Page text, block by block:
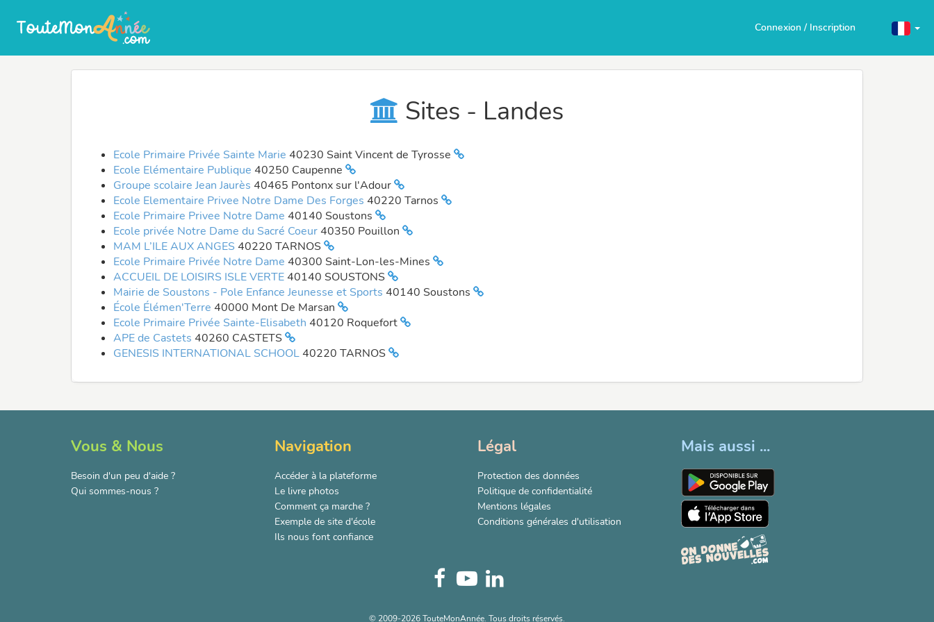
Connexion / Inscription
Sites - Landes
Ecole Primaire Privée Sainte Marie 40230 Saint Vincent de Tyrosse
Ecole Elémentaire Publique 40250 Caupenne
Groupe scolaire Jean Jaurès 40465 Pontonx sur l'Adour
Ecole Elementaire Privee Notre Dame Des Forges 40220 Tarnos
Ecole Primaire Privee Notre Dame 40140 Soustons
Ecole privée Notre Dame du Sacré Coeur40350 Pouillon
MAM L’ILE AUX ANGES 40220 TARNOS
Ecole Primaire Privée Notre Dame 40300 Saint-Lon-les-Mines
ACCUEIL DE LOISIRS ISLE VERTE40140 SOUSTONS
Mairie de Soustons - Pole Enfance Jeunesse et Sports 40140 Soustons
École Élémen'Terre 40000 Mont De Marsan
Ecole Primaire Privée Sainte-Elisabeth 40120 Roquefort
APE de Castets 40260 CASTETS
GENESIS INTERNATIONAL SCHOOL40220 TARNOS
Vous & Nous
Besoin d'un peu d'aide ?
Qui sommes-nous ?
Navigation
Accéder à la plateforme
Le livre photos
Comment ça marche ?
Exemple de site d'école
Ils nous font confiance
Légal
Protection des données
Politique de confidentialité
Mentions légales
Conditions générales d'utilisation
Mais aussi ...
© 2009-2026 TouteMonAnnée. Tous droits réservés.